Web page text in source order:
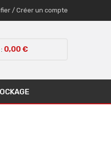
/ Créer un compte
0,00 €